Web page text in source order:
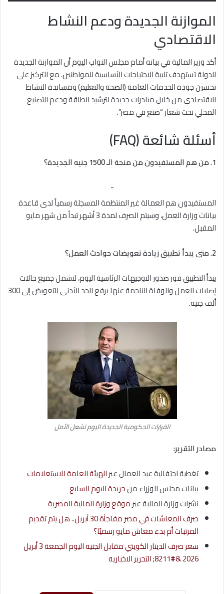
الموازنة الجديدة ودعم النشاط
الاقتصادي
أكد وزير المالية في بيانه أمام مجلس النواب اليوم أن الموازنة الجديدة
للدولة تستهدف تلبية الاحتياجات الأساسية للمواطنين، مع التركيز على
تحسين جودة الخدمات العامة (الصحة والتعليم) ومساندة النشاط
الاقتصادي من خلال مبادرات جديدة لترشيد الطاقة ودعم التصنيع
المحلي تحت شعار “صنع في مصر”.
أسئلة شائعة (FAQ)
1. من هم المستفيدون من منحة الـ 1500 جنيه الجديدة؟
-
المستفيدون هم العمالة غير المنتظمة المسجلة رسمياً لدى قاعدة
بيانات وزارة العمل، وسيتم الصرف لمدة 3 أشهر تبدأ من شهر مايو
المقبل.
2. متى يبدأ تطبيق زيادة تعويضات حوادث العمل؟
يبدأ التطبيق فور صدور التوجيهات الرئاسية اليوم، لتشمل جميع حالات
إصابات العمل والوفاة الناجمة عنها برفع الحد الأدنى للتعويض إلى 300
ألف جنيه.
القرارات الحكومية الجديدة اليوم تشعل الأمل
مصادر التقرير:
تغطية احتفالية عيد العمال عبرالهيئة العامة للاستعلامات
بيانات مجلس الوزراء منجريدة اليوم السابع
نشرات وزارة المالية عبرموقع وزارة المالية المصرية
صرف المعاشات في مصر مفاجأة 30 أبريل.. هل يتم تقديم
المرتبات أم بدء معاش مايو رسميًا؟
سعر صرف الدينار الكويتي مقابل الجنيه اليوم الجمعة 3 أبريل
2026 &#8211; التحرير الاخباريه